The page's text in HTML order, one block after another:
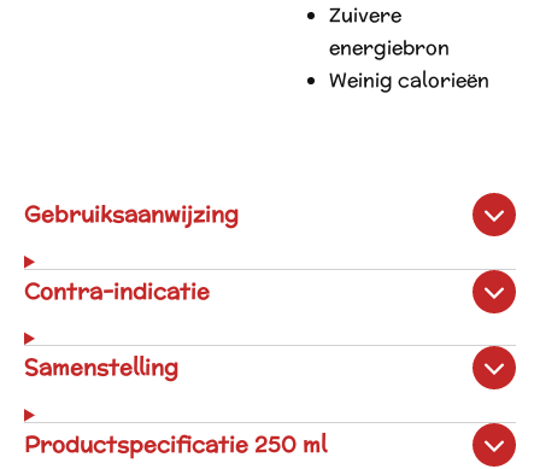
Zuivere
energiebron
Weinig calorieën
Gebruiksaanwijzing
Contra-indicatie
Samenstelling
Productspecificatie 250 ml